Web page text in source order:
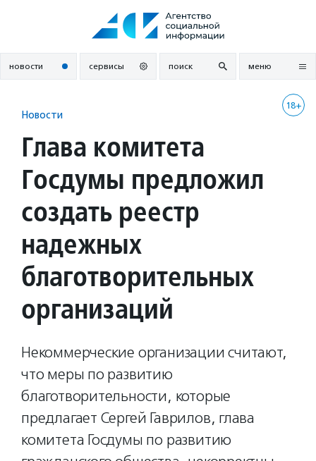
новости сервисы поиск меню
18+
Новости
Глава комитета
Госдумы предложил
создать реестр
надежных
благотворительных
организаций
Некоммерческие организации считают,
что меры по развитию
благотворительности, которые
предлагает Сергей Гаврилов, глава
комитета Госдумы по развитию